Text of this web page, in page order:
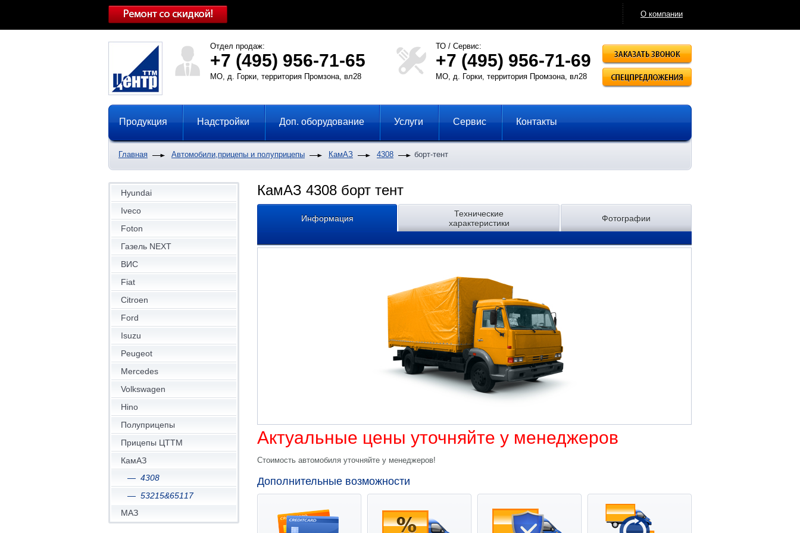
О компании
Отдел продаж:
+7 (495) 956-71-65
МО, д. Горки, территория Промзона, вл28
ТО / Сервис:
+7 (495) 956-71-69
МО, д. Горки, территория Промзона, вл28
Продукция Надстройки Доп. оборудование Услуги Сервис Контакты
Главная Автомобили,прицепы и полуприцепы КамАЗ 4308 борт-тент
КамАЗ 4308 борт тент
Информация
Технические
характеристики
Фотографии
Актуальные цены уточняйте у менеджеров
Стоимость автомобиля уточняйте у менеджеров!
Дополнительные возможности
Hyundai
Iveco
Foton
Газель NEXT
ВИС
Fiat
Citroen
Ford
Isuzu
Peugeot
Mercedes
Volkswagen
Hino
Полуприцепы
Прицепы ЦТТМ
КамАЗ
4308
53215&65117
МАЗ